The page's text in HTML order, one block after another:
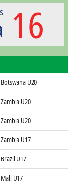
16
Botswana U20
Zambia U20
Zambia U20
Zambia U17
Brazil U17
Mali U17